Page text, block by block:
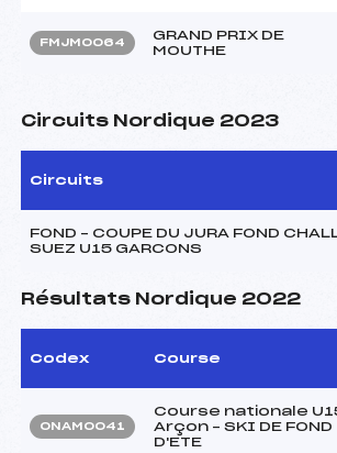
FMJM0064
GRAND PRIX DE
MOUTHE
Circuits Nordique 2023
Circuits
FOND – COUPE DU JURA FOND
SUEZ U15 GARCONS
Résultats Nordique 2022
Codex Course
ONAM0041
Course nationale
Arçon – SKI DE FOND
D'ETE